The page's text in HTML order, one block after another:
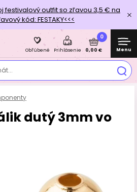
festivalový outfit so zľavou 3,5 € na
kód: FESTAKY<<<
Obľúbené Prihlásenie
0
0,00 € Menu
dutý 3mm vo